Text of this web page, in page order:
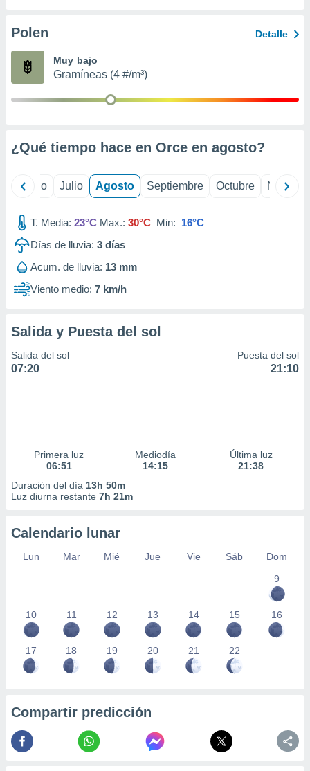
e
mediante
publicidad
publicidad
1199
Polen Detalle
Muy bajo
Gramíneas (4 #/m³)
¿Qué tiempo hace en Orce en agosto?
Junio Julio Agosto Septiembre Octubre
T. Media: 23°C Max.: 30°C Min: 16°C
Días de lluvia: 3 días
Acum. de lluvia: 13 mm
Viento medio: 7 km/h
Salida y Puesta del sol
Salida del sol
07:20
Puesta del sol
21:10
Primera luz
06:51
Mediodía
14:15
Última luz
21:38
Duración del día 13h 50m
Luz diurna restante 7h 21m
Calendario lunar
Lun Mar Mié Jue Vie Sáb
Dom
9
10 11 12 13 14 15 16
17 18 19 20 21 22
Compartir predicción